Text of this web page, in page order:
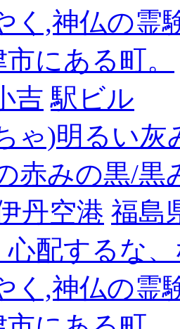
く,神仏の霊
にある町。
吉 駅ビル
ゃ)明るい灰
赤みの黒/黒
丹空港 福島
心配するな
く,神仏の霊